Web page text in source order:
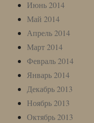
Июнь 2014
Май 2014
Апрель 2014
Март 2014
Февраль 2014
Январь 2014
Декабрь 2013
Ноябрь 2013
Октябрь 2013